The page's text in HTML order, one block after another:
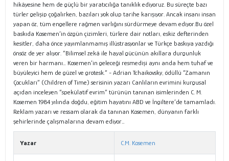
hikâyesine hem de güçlü bir yaratıcılığa tanıklık ediyoruz. Bu süreçte bazı
türler gelişip çoğalırken, bazıları yok olup tarihe karışıyor. Ancak insanı insan
yapan öz, tüm engellere rağmen varlığını sürdürmeye devam ediyor.Bu özel
baskıda Kosemen’in özgün çizimleri, türlere dair notları, eskiz defterinden
kesitler, daha önce yayımlanmamış illüstrasyonlar ve Türkçe baskıya yazdığı
önsöz de yer alıyor. “Bilimsel zekâ ile hayal gücünün akıllara durgunluk
veren bir harmanı… Kosemen’in geleceği resmedişi aynı anda hem tuhaf ve
büyüleyici hem de güzel ve grotesk.” - Adrian Tchaikovsky, ödüllü “Zamanın
Çocukları” (Children of Time) serisinin yazarı Canlıların evrimini kurgusal
açıdan inceleyen “spekülatif evrim” türünün tanınan isimlerinden C. M.
Kosemen 1984 yılında doğdu, eğitim hayatını ABD ve İngiltere’de tamamladı.
Reklam yazarı ve ressam olarak da tanınan Kosemen, dünyanın farklı
şehirlerinde çalışmalarına devam ediyor…
Yazar C.M. Kosemen